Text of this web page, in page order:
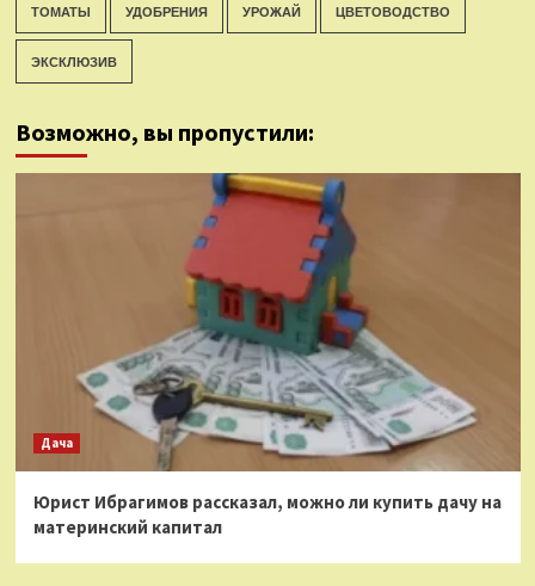
ТОМАТЫ УДОБРЕНИЯ УРОЖАЙ ЦВЕТОВОДСТВО
ЭКСКЛЮЗИВ
Возможно, вы пропустили:
Дача
Юрист Ибрагимов рассказал, можно ли купить дачу на
материнский капитал